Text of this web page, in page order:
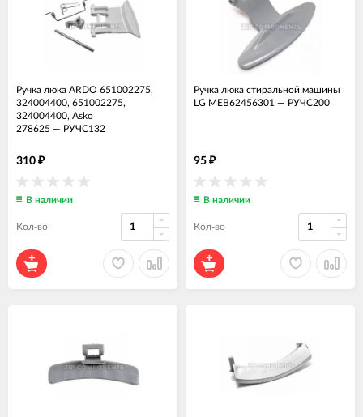
Ручка люка ARDO 651002275,
324004400, 651002275,
324004400, Asko
278625 — РУЧС132
310 ₽
В наличии
Кол-во
Ручка люка стиральной машины
LG MEB62456301 — РУЧС200
95 ₽
В наличии
Кол-во